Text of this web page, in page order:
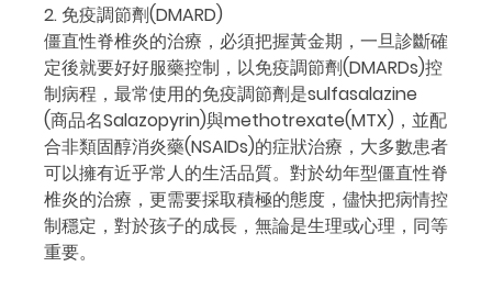
2. 免疫調節劑(DMARD)
僵直性脊椎炎的治療，必須把握黃金期，一旦診斷確
定後就要好好服藥控制，以免疫調節劑(DMARDs)控
制病程，最常使用的免疫調節劑是sulfasalazine
(商品名Salazopyrin)與methotrexate(MTX)，並配
合非類固醇消炎藥(NSAIDs)的症狀治療，大多數患者
可以擁有近乎常人的生活品質。對於幼年型僵直性脊
椎炎的治療，更需要採取積極的態度，儘快把病情控
制穩定，對於孩子的成長，無論是生理或心理，同等
重要。